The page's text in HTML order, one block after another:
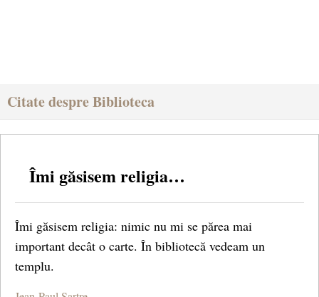
Citate despre Biblioteca
Îmi găsisem religia…
Îmi găsisem religia: nimic nu mi se părea mai
important decât o carte. În bibliotecă vedeam un
templu.